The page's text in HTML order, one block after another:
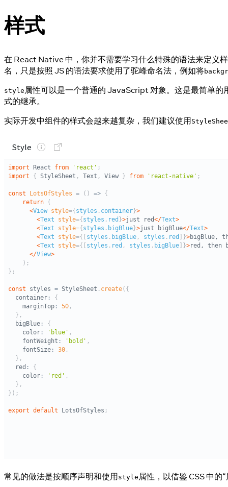
样式
在 React Native 中，你并不需要学习什么特殊的语法来定义
名，只是按照 JS 的语法要求使用了驼峰命名法，例如将
style 属性可以是一个普通的 JavaScript 对象。这是最简单
式的继承。
实际开发中组件的样式会越来越复杂，我们建议使用
常见的做法是按顺序声明和使用style 属性，以借鉴 CSS 中的